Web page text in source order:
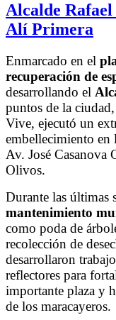
Alcalde
Alí Primera
Enmarcado en el
recuperación de
desarrollando el
puntos de la
Vive, ejecutó un
embellecimiento en
Av. José Casanova
Olivos.
Durante las últimas
mantenimiento
como poda de
recolección de
desarrollaron
reflectores para
importante plaza y
de los maracayeros.